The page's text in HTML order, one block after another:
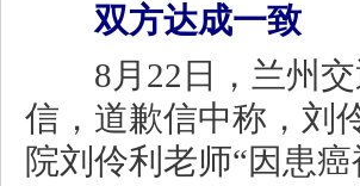
双方达成一致
8月22日，兰州交
信，道歉信中称，刘
院刘伶利老师“因患